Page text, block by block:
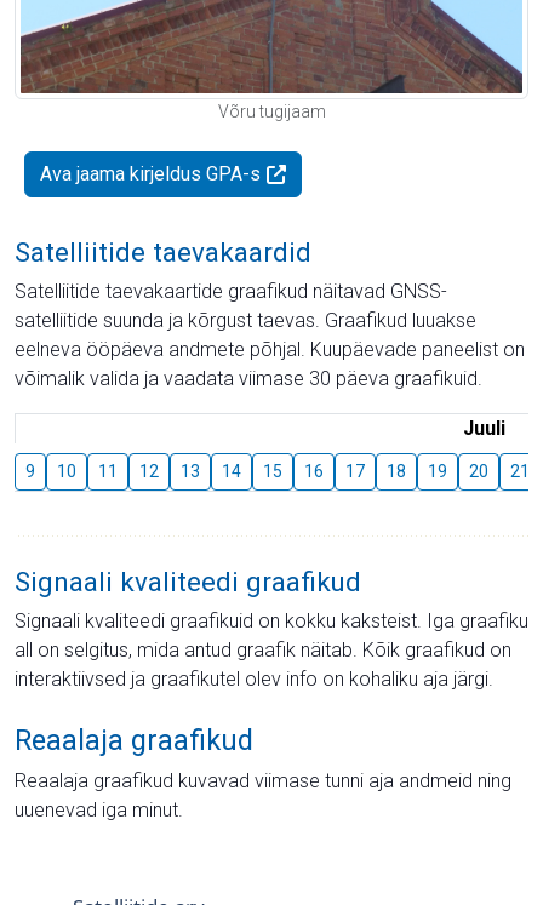
Võru tugijaam
Ava jaama kirjeldus GPA-s
Satelliitide taevakaardid
Satelliitide taevakaartide graafikud näitavad GNSS-
satelliitide suunda ja kõrgust taevas. Graafikud luuakse
eelneva ööpäeva andmete põhjal. Kuupäevade paneelist on
võimalik valida ja vaadata viimase 30 päeva graafikuid.
Juuli
9 10 11 12 13 14 15 16 17 18 19 20 21
Signaali kvaliteedi graafikud
Signaali kvaliteedi graafikuid on kokku kaksteist. Iga graafiku
all on selgitus, mida antud graafik näitab. Kõik graafikud on
interaktiivsed ja graafikutel olev info on kohaliku aja järgi.
Reaalaja graafikud
Reaalaja graafikud kuvavad viimase tunni aja andmeid ning
uuenevad iga minut.